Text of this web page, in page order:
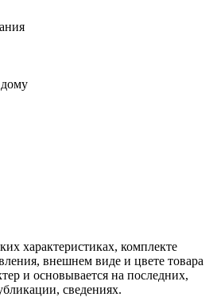
характеристиках, комплекте
внешнем виде и цвете товара
и основывается на последних,
сведениях.